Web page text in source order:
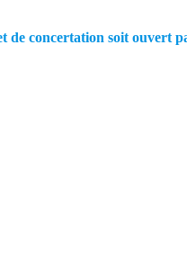
de concertation soit ouvert